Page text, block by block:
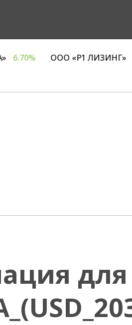
ОДО «ЭНЭКА» 6.70% ООО
для